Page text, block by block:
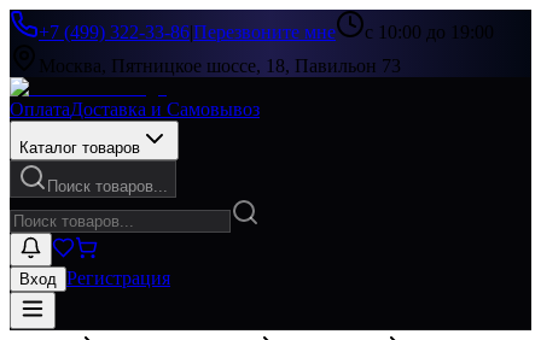
+7 (499) 322-33-86|Перезвоните мне
с 10:00 до 19:00
Москва, Пятницкое шоссе, 18, Павильон 73
ОплатаДоставка и Самовывоз
Каталог товаров
Поиск товаров...
Вход Регистрация